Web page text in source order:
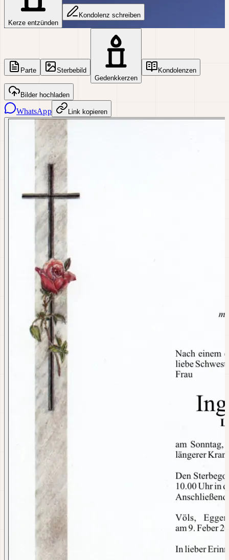
Kerze entzünden
Kondolenz schreiben
Parte
Sterbebild
Gedenkkerzen
Kondolenzen
Bilder hochladen
WhatsApp Link kopieren